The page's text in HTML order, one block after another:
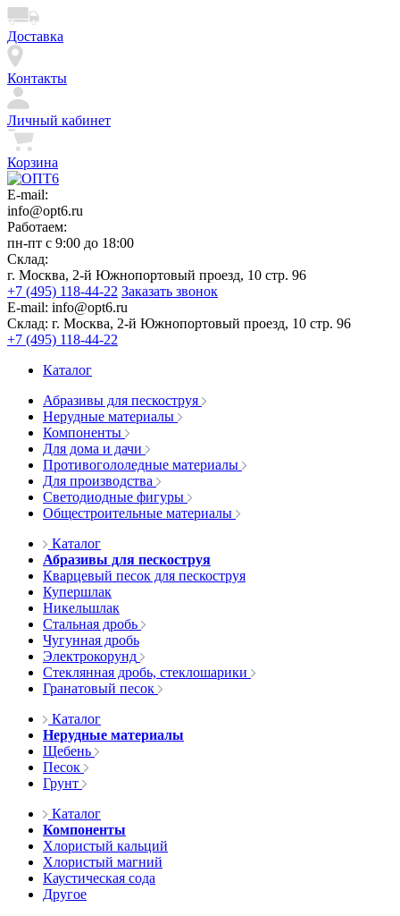
Доставка
Контакты
Личный кабинет
Корзина
E-mail:
info@opt6.ru
Работаем:
пн-пт с 9:00 до 18:00
Склад:
г. Москва, 2-й Южнопортовый проезд, 10 стр. 96
+7 (495) 118-44-22 Заказать звонок
E-mail: info@opt6.ru
Склад: г. Москва, 2-й Южнопортовый проезд, 10 стр. 96
+7 (495) 118-44-22
Каталог
Абразивы для пескоструя
Нерудные материалы
Компоненты
Для дома и дачи
Противогололедные материалы
Для производства
Светодиодные фигуры
Общестроительные материалы
Каталог
Абразивы для пескоструя
Кварцевый песок для пескоструя
Купершлак
Никельшлак
Стальная дробь
Чугунная дробь
Электрокорунд
Стеклянная дробь, стеклошарики
Гранатовый песок
Каталог
Нерудные материалы
Щебень
Песок
Грунт
Каталог
Компоненты
Хлористый кальций
Хлористый магний
Каустическая сода
Другое